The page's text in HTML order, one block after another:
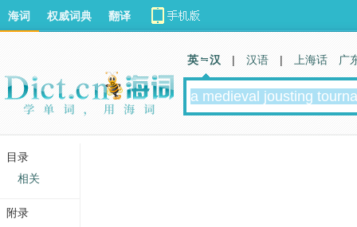
海词 权威词典 翻译
英 汉 | 汉语 | 上海话 广
目录
相关
附录